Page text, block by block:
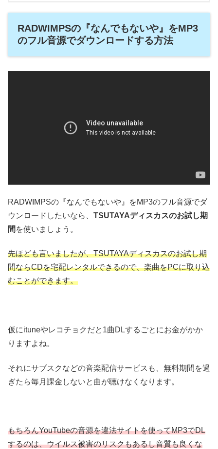
RADWIMPSの『なんでもないや』をMP3
のフル音源でダウンロードする方法
RADWIMPSの『なんでもないや』をMP3のフル音源でダ
ウンロードしたいなら、 TSUTAYAディスカスのお試し期
間 を使いましょう。
先ほども言いましたが、TSUTAYAディスカスのお試し期
間ならCDを宅配レンタルできるので、楽曲をPCに取り込
むことができます。
仮にituneやレコチョクだと1曲DLするごとにお金がかか
りますよね。
それにサブスクなどの音楽配信サービスも、無料期間を過
ぎたら毎月課金しないと曲が聴けなくなります。
もちろんYouTubeの音源を違法サイトを使ってMP3でDL
するのは、ウイルス被害のリスクもあるし音質も良くな